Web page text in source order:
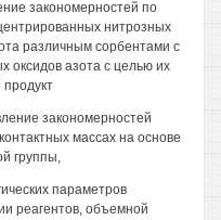
закономерностей по
нитрозных
различным сорбентами с
оксидов азота с целью их
закономерностей
массах на основе
группы,
параметров
реагентов, объемной